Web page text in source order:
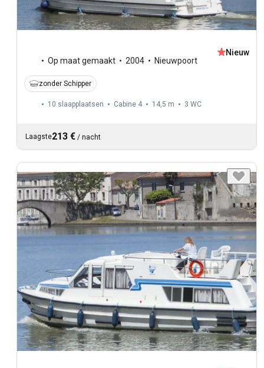
Op maat gemaakt 2004 Nieuwpoort
Nieuw
zonder Schipper
10 slaapplaatsen Cabine 4 14,5 m 3 WC
Laagste213 € / nacht